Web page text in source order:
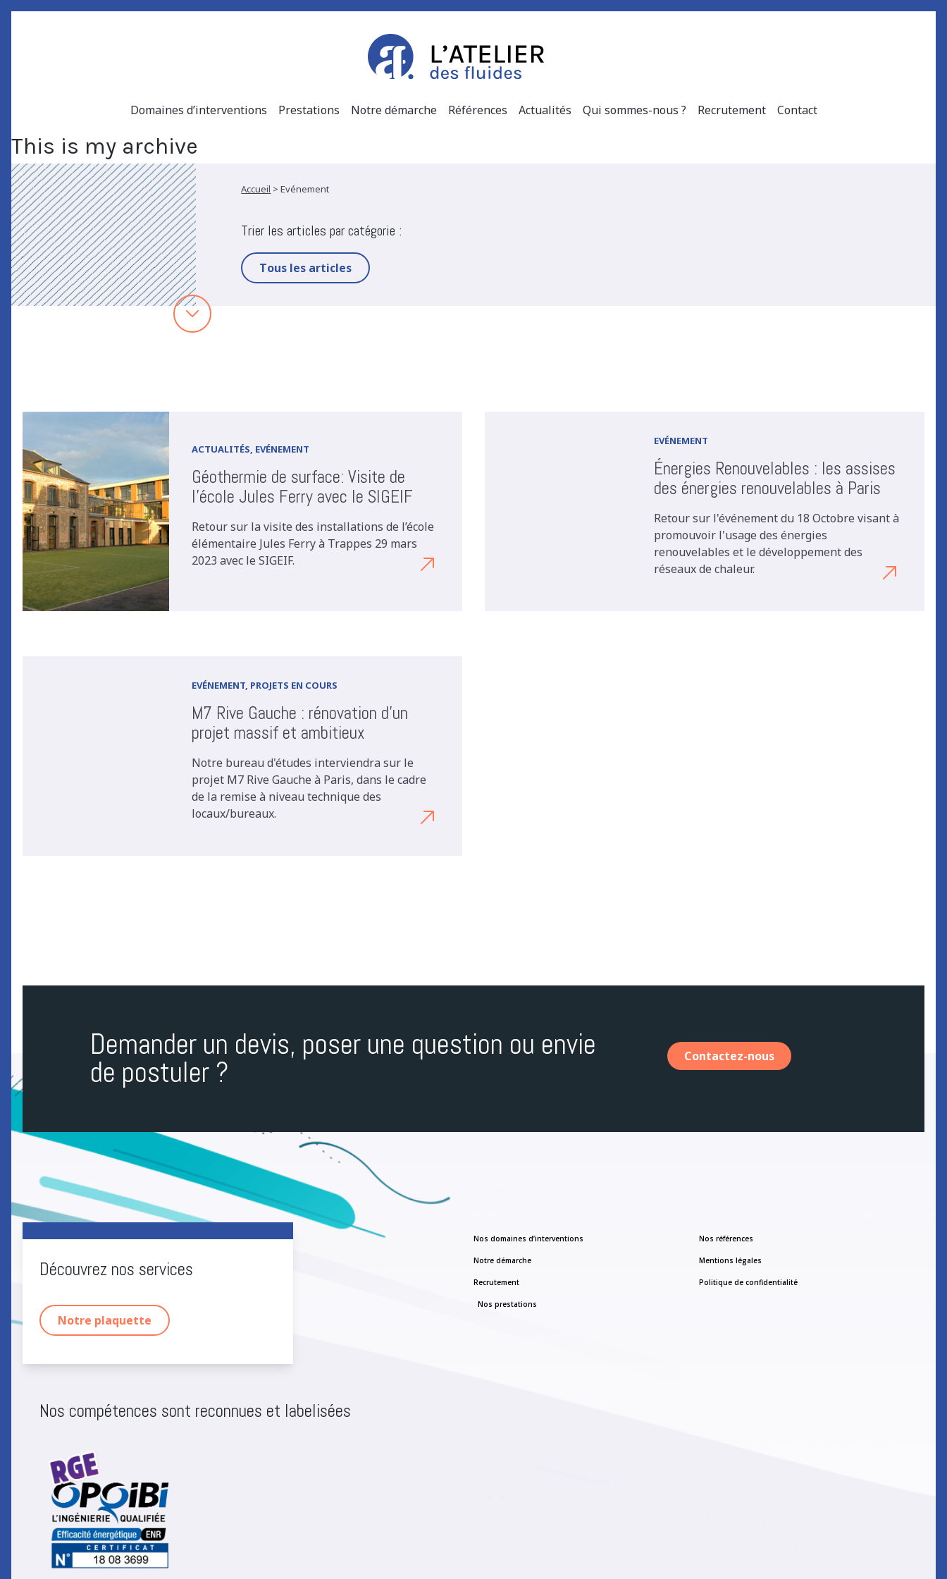
Domaines d’interventions Prestations Notre démarche Références Actualités Qui sommes-nous ? Recrutement Contact
This is my archive
Accueil >Evénement
Trier les articles par catégorie :
Tous les articles
ACTUALITÉS, EVÉNEMENT
Géothermie de surface: Visite de
l'école Jules Ferry avec le SIGEIF
Retour sur la visite des installations de l’école
élémentaire Jules Ferry à Trappes 29 mars
2023 avec le SIGEIF.
EVÉNEMENT
Énergies Renouvelables : les assises
des énergies renouvelables à Paris
Retour sur l'événement du 18 Octobre visant à
promouvoir l'usage des énergies
renouvelables et le développement des
réseaux de chaleur.
EVÉNEMENT, PROJETS EN COURS
M7 Rive Gauche : rénovation d'un
projet massif et ambitieux
Notre bureau d'études interviendra sur le
projet M7 Rive Gauche à Paris, dans le cadre
de la remise à niveau technique des
locaux/bureaux.
Demander un devis, poser une question ou envie
de postuler ? Contactez-nous
Découvrez nos services
Notre plaquette
Nos compétences sont reconnues et labelisées
Nos domaines d’interventions
Notre démarche
Recrutement
Nos prestations
Nos références
Mentions légales
Politique de confidentialité